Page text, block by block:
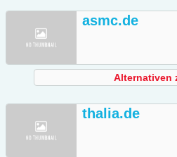
asmc.de
Alternativen
thalia.de